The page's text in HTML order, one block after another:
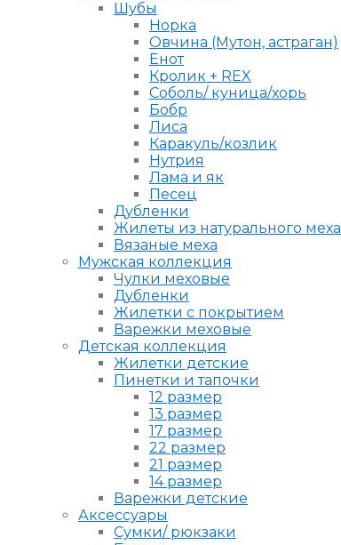
Шубы
Норка
Овчина (Мутон, астраган)
Енот
Кролик + REX
Соболь/ куница/хорь
Бобр
Лиса
Каракуль/козлик
Нутрия
Лама и як
Песец
Дубленки
Жилеты из натурального меха
Вязаные меха
Мужская коллекция
Чулки меховые
Дубленки
Жилетки с покрытием
Варежки меховые
Детская коллекция
Жилетки детские
Пинетки и тапочки
12 размер
13 размер
17 размер
22 размер
21 размер
14 размер
Варежки детские
Аксессуары
Сумки/ рюкзаки